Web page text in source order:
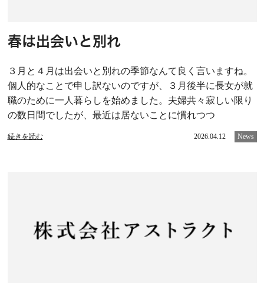
春は出会いと別れ
３月と４月は出会いと別れの季節なんて良く言いますね。
個人的なことで申し訳ないのですが、３月後半に長女が就
職のために一人暮らしを始めました。夫婦共々寂しい限り
の数日間でしたが、最近は居ないことに慣れつつ
続きを読む 2026.04.12 News